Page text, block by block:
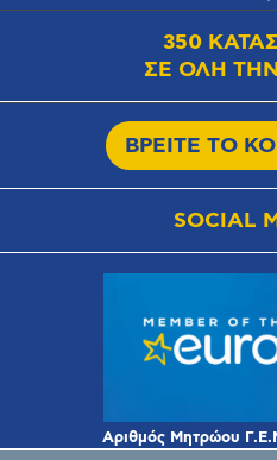
350
ΣΕ ΟΛΗ
ΒΡΕΙΤΕ ΤΟ
SOCIAL